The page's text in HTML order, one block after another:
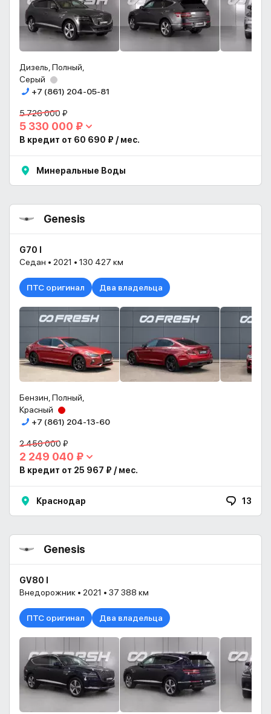
Дизель, Полный,
Серый
+7 (861) 204-05-81
5 726 000 ₽
5 330 000 ₽
В кредит от 60 690 ₽ / мес.
Минеральные Воды
Genesis
G70 I
Седан • 2021 • 130 427 км
ПТС оригинал Два владельца
Бензин, Полный,
Красный
+7 (861) 204-13-60
2 450 000 ₽
2 249 040 ₽
В кредит от 25 967 ₽ / мес.
Краснодар 13
Genesis
GV80 I
Внедорожник • 2021 • 37 388 км
ПТС оригинал Два владельца